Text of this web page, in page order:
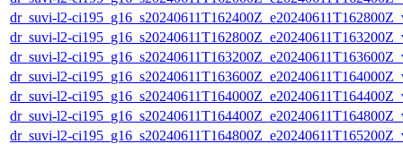
dr_suvi-l2-
dr_suvi-l2-
dr_suvi-l2-
dr_suvi-l2-
dr_suvi-l2-
dr_suvi-l2-
dr_suvi-l2-